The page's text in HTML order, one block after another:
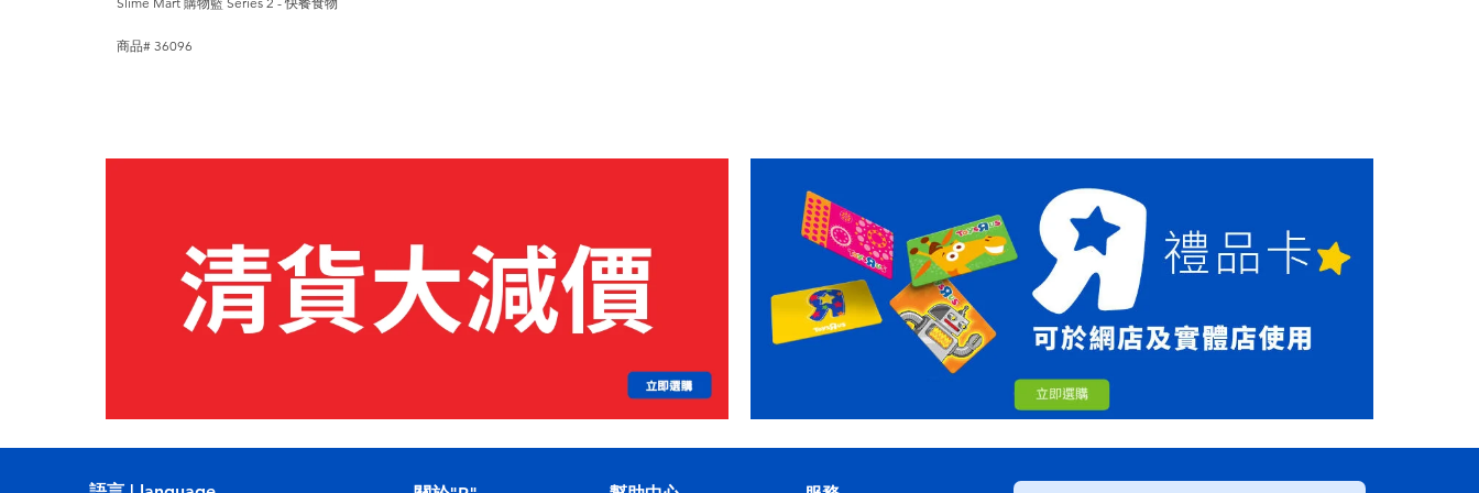
商品# 36096